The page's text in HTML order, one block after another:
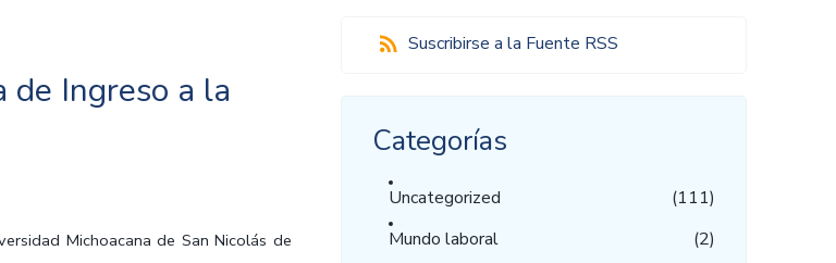
de Ingreso a la
Michoacana de San Nicolás de
Suscribirse a la Fuente RSS
Categorías
Uncategorized
(111)
Mundo laboral
(2)